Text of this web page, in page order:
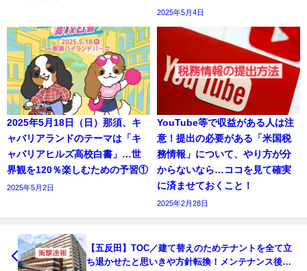
2025年5月4日
2025年5月18日（日）那須、キ
ャバリアランドのテーマは「キ
ャバリアヒルズ高校白書」…世
界観を120％楽しむための予習①
2025年5月2日
YouTube等で収益がある人は注
意！提出の必要がある「米国税
務情報」について、やり方が分
からないなら…ココを見て確実
に済ませておくこと！
2025年2月28日
【五反田】TOC／建て替えのためテナントを全て立
ち退かせたと思いきや方針転換！メンテナンス後